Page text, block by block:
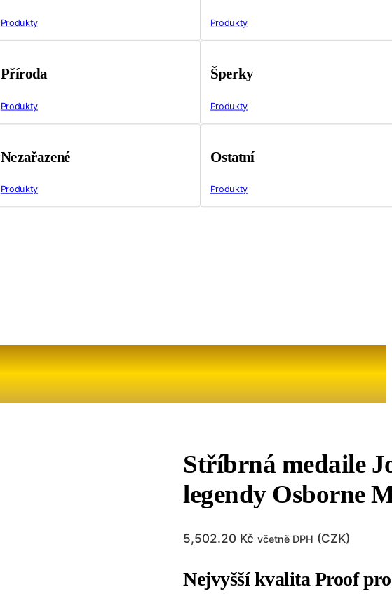
Produkty Produkty
Příroda
Produkty
Šperky
Produkty
Nezařazené
Produkty
Ostatní
Produkty
Stříbrná medaile
legendy Osborne
5,502.20 Kč včetně DPH (CZK)
Nejvyšší kvalita Proof